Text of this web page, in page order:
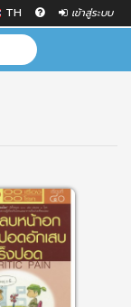
TH เข้าสู่ระบบ